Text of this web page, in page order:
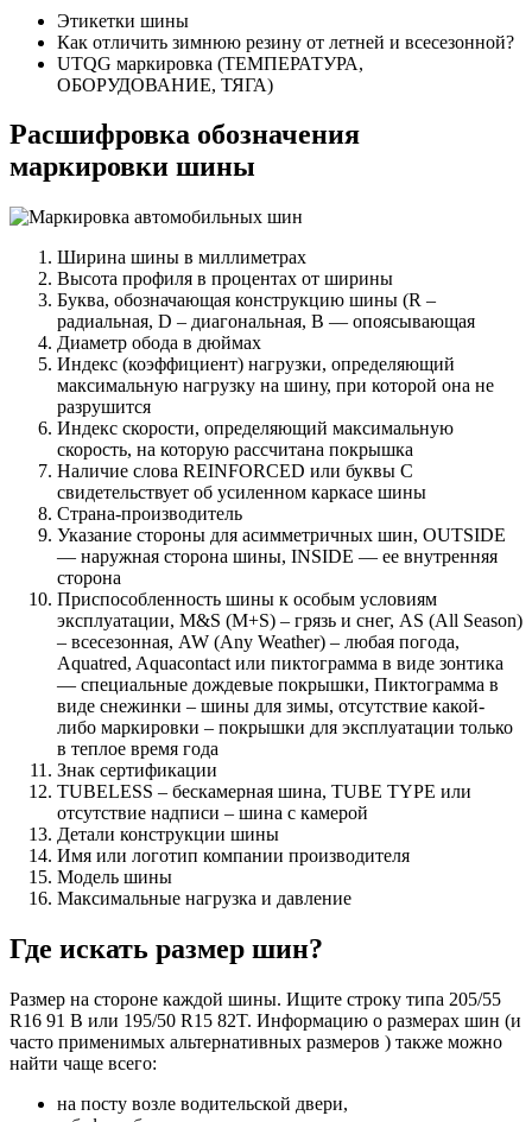
Этикетки шины
Как отличить зимнюю резину от летней и всесезонной?
UTQG маркировка (ТЕМПЕРАТУРА,
ОБОРУДОВАНИЕ, ТЯГА)
Расшифровка обозначения
маркировки шины
Ширина шины в миллиметрах
Высота профиля в процентах от ширины
Буква, обозначающая конструкцию шины (R –
радиальная, D – диагональная, B — опоясывающая
Диаметр обода в дюймах
Индекс (коэффициент) нагрузки, определяющий
максимальную нагрузку на шину, при которой она не
разрушится
Индекс скорости, определяющий максимальную
скорость, на которую рассчитана покрышка
Наличие слова REINFORCED или буквы C
свидетельствует об усиленном каркасе шины
Страна-производитель
Указание стороны для асимметричных шин, OUTSIDE
— наружная сторона шины, INSIDE — ее внутренняя
сторона
Приспособленность шины к особым условиям
эксплуатации, M&S (M+S) – грязь и снег, AS (All Season)
– всесезонная, AW (Any Weather) – любая погода,
Aquatred, Aquacontact или пиктограмма в виде зонтика
— специальные дождевые покрышки, Пиктограмма в
виде снежинки – шины для зимы, отсутствие какой-
либо маркировки – покрышки для эксплуатации только
в теплое время года
Знак сертификации
TUBELESS – бескамерная шина, TUBE TYPE или
отсутствие надписи – шина с камерой
Детали конструкции шины
Имя или логотип компании производителя
Модель шины
Максимальные нагрузка и давление
Где искать размер шин?
Размер на стороне каждой шины. Ищите строку типа 205/55
R16 91 В или 195/50 R15 82T. Информацию о размерах шин (и
часто применимых альтернативных размеров ) также можно
найти чаще всего:
на посту возле водительской двери,